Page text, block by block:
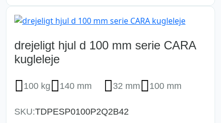
drejeligt hjul d 100 mm serie CARA
kugleleje
100 kg 140 mm 32 mm 100 mm
SKU:TDPESP0100P2Q2B42